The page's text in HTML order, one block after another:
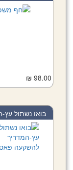
98.00 ₪
בואו נשתול